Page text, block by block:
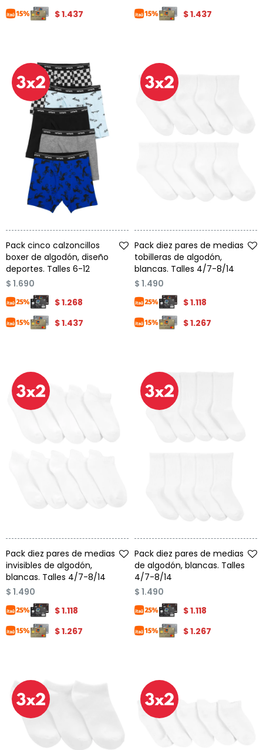
$1.437
$1.437
Pack cinco calzoncillos
boxer de algodón, diseño
deportes. Talles 6-12
$ 1.690
$1.268
$1.437
Pack diez pares de medias
tobilleras de algodón,
blancas. Talles 4/7-8/14
$ 1.490
$1.118
$1.267
Pack diez pares de medias
invisibles de algodón,
blancas. Talles 4/7-8/14
$ 1.490
$1.118
$1.267
Pack diez pares de medias
de algodón, blancas. Talles
4/7-8/14
$ 1.490
$1.118
$1.267